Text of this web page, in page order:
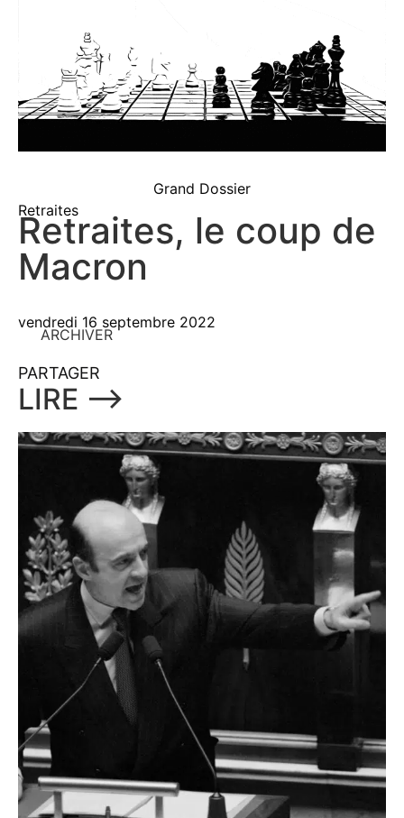
Grand Dossier
Retraites
Retraites, le coup de
Macron
vendredi 16 septembre 2022
ARCHIVER
PARTAGER
LIRE ⟶